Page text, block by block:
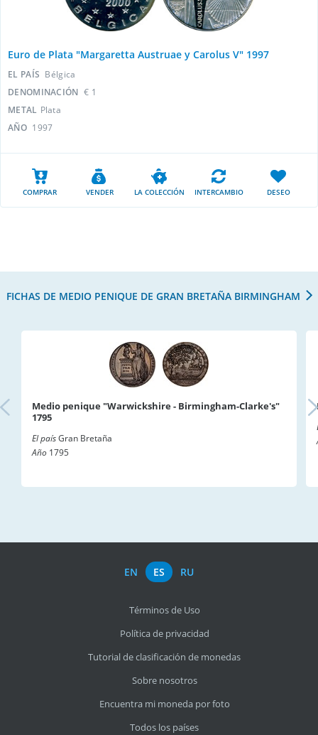
Euro de Plata "Margaretta Austruae y Carolus V" 1997
EL PAÍS Bélgica
DENOMINACIÓN € 1
METAL Plata
AÑO 1997
COMPRAR VENDER LA COLECCIÓN INTERCAMBIO DESEO
FICHAS DE MEDIO PENIQUE DE GRAN BRETAÑA BIRMINGHAM
Medio penique "Warwickshire - Birmingham-Clarke's"
1795
El paísGran Bretaña
Año 1795
EN ES RU
Términos de Uso
Política de privacidad
Tutorial de clasificación de monedas
Sobre nosotros
Encuentra mi moneda por foto
Todos los países